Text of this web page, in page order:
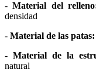
-Material del
densidad
- Material de las patas:
-Material de la
natural